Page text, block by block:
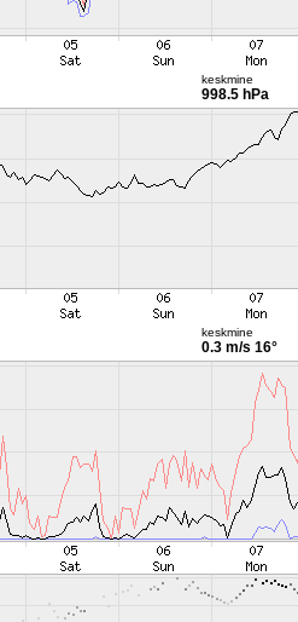
keskmine
998.5 hPa
keskmine
0.3 m/s 16°